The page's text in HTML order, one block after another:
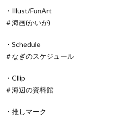
・Illust/FunArt
＃海画(かいが)
・Schedule
＃なぎのスケジュール
・Cllip
＃海辺の資料館
・推しマーク